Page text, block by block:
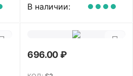
В наличии:
696.00₽